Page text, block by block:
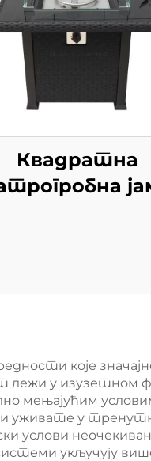
Квадратна
које
у изузетном
мењајућим
уживате у
услови
укључују